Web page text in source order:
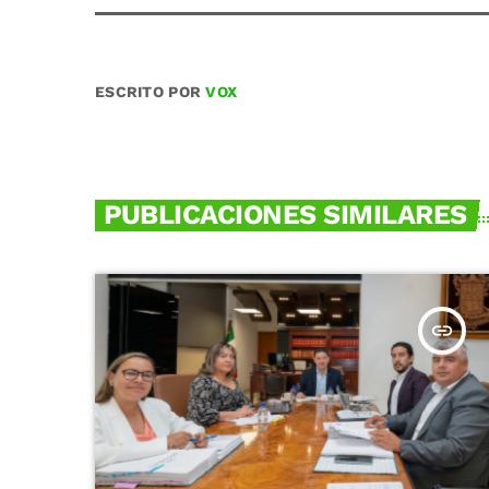
ESCRITO PORVOX
PUBLICACIONES SIMILARES
insert_link